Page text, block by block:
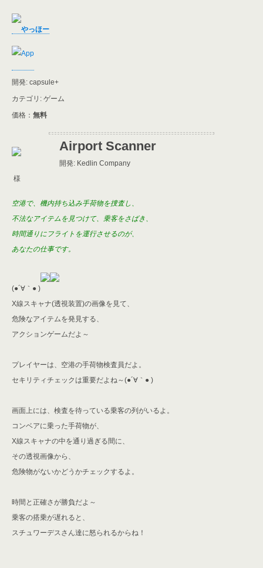
やっほー
開発: capsule+
カテゴリ: ゲーム
価格： 無料
Airport Scanner
開発: Kedlin Company
様
空港で、機内持ち込み手荷物を捜査し、
不法なアイテムを見つけて、乗客をさばき、
時間通りにフライトを運行させるのが、
あなたの仕事です。
(●´∀｀● )
X線スキャナ(透視装置)の画像を見て、
危険なアイテムを発見する、
アクションゲームだよ～
プレイヤーは、空港の手荷物検査員だよ。
セキリティチェックは重要だよね～(●´∀｀● )
画面上には、検査を待っている乗客の列がいるよ。
コンベアに乗った手荷物が、
X線スキャナの中を通り過ぎる間に、
その透視画像から、
危険物がないかどうかチェックするよ。
時間と正確さが勝負だよ～
乗客の搭乗が遅れると、
スチュワーデスさん達に怒られるからね！